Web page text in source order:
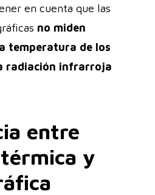
en cuenta que las
no miden
temperatura de los
radiación infrarroja
entre
y